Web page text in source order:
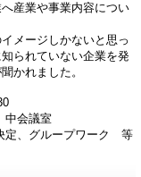
産業や事業内容につい
メージしかないと思っ
られていない企業を発
かれました。
会議室
定、グループワーク 等